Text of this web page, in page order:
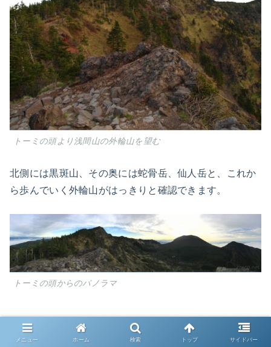
トーミの頭より浅間山の外輪山を望む
北側には黒斑山、その奥には蛇骨岳、仙人岳と、これか
ら歩んでいく外輪山がはっきりと確認できます。
トーミの頭からのパノラマ
黒斑山へ到着
メニュー ホーム 検索 トップ サイドバー